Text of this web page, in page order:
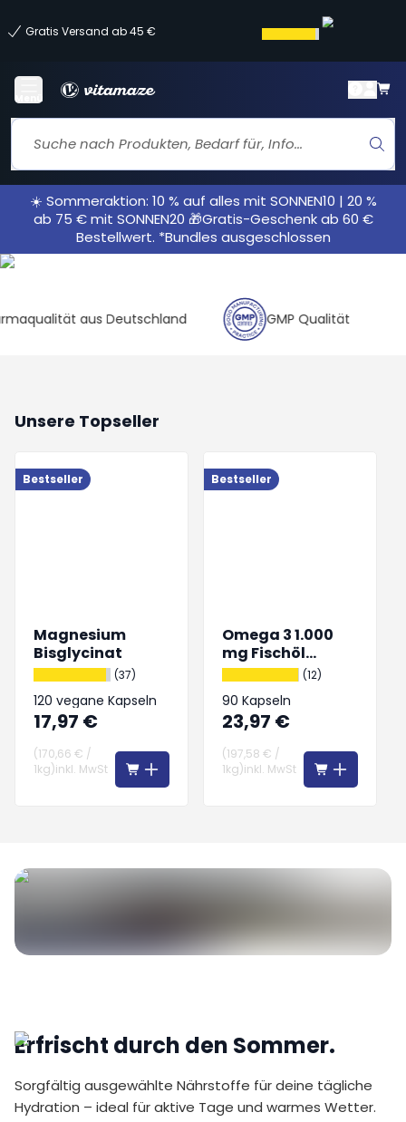
Gratis Versand ab 45 €
Menü
☀️ Sommeraktion: 10 % auf alles mit SONNEN10 | 20 %
ab 75 € mit SONNEN20 🎁Gratis-Geschenk ab 60 €
Bestellwert. *Bundles ausgeschlossen
aus Deutschland GMP Qualität
Unsere Topseller
Bestseller
Magnesium
Bisglycinat
(37)
120 vegane Kapseln
17,97 €
(170,66 € /
1kg)inkl. MwSt
Bestseller
Omega 3 1.000
mg Fischöl
hochdosiert
(12)
90 Kapseln
23,97 €
(197,58 € /
1kg)inkl. MwSt
Erfrischt durch den Sommer.
Sorgfältig ausgewählte Nährstoffe für deine tägliche
Hydration – ideal für aktive Tage und warmes Wetter.